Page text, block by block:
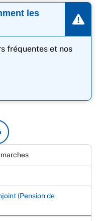
les
fréquentes et nos
(Pension de